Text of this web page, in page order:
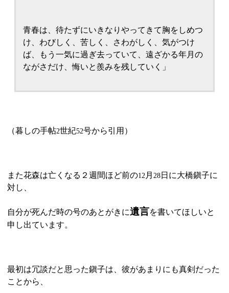
青春は、待たずにいきなりやってきて胸をしめつ
け、わびしく、苦しく、さわがしく、気がつけ
ば、もう一気に過ぎ去っていて、遠ざかる年月の
ながさだけ、悔いと羨みを残していく」
（暮しの手帖2世紀52号から引用）
また花森は亡くなる２週間ほど前の12 月28日に大橋鎭子に
対し、
自分が死んだ時の号のあとがきに遺言を書いてほしいと
申し出ています。
最初は冗談だと思った鎭子は、彼があまりにも真剣だった
ことから、